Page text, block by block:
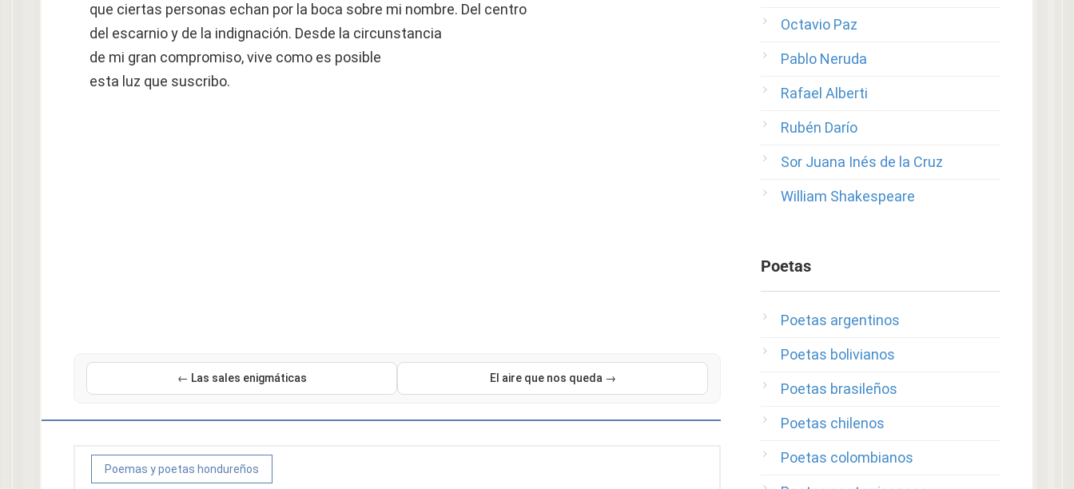
que ciertas personas echan por la boca sobre mi nombre. Del centro
del escarnio y de la indignación. Desde la circunstancia
de mi gran compromiso, vive como es posible
esta luz que suscribo.
← Las sales enigmáticas El aire que nos queda →
Poemas y poetas hondureños
Octavio Paz
Pablo Neruda
Rafael Alberti
Rubén Darío
Sor Juana Inés de la Cruz
William Shakespeare
Poetas
Poetas argentinos
Poetas bolivianos
Poetas brasileños
Poetas chilenos
Poetas colombianos